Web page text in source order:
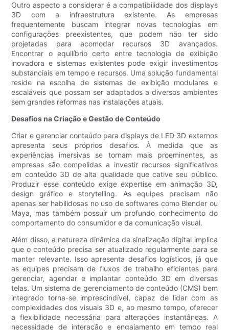
Outro aspecto a considerar é a compatibilidade dos displays
3D com a infraestrutura existente. As empresas
frequentemente buscam integrar novas tecnologias em
configurações preexistentes, que podem não ter sido
projetadas para acomodar recursos 3D avançados.
Encontrar o equilíbrio certo entre tecnologia de exibição
inovadora e sistemas existentes pode exigir investimentos
substanciais em tempo e recursos. Uma solução fundamental
reside na escolha de sistemas de exibição modulares e
escaláveis ​​que possam ser adaptados a diversos ambientes
sem grandes reformas nas instalações atuais.
Desafios na Criação e Gestão de Conteúdo
Criar e gerenciar conteúdo para displays de LED 3D externos
apresenta seus próprios desafios. À medida que as
experiências imersivas se tornam mais proeminentes, as
empresas são compelidas a investir recursos significativos
em conteúdo 3D de alta qualidade que cative seu público.
Produzir esse conteúdo exige expertise em animação 3D,
design gráfico e storytelling. As equipes precisam não
apenas ser habilidosas no uso de softwares como Blender ou
Maya, mas também possuir um profundo conhecimento do
comportamento do consumidor e da comunicação visual.
Além disso, a natureza dinâmica da sinalização digital implica
que o conteúdo precisa ser atualizado regularmente para se
manter relevante. Isso apresenta desafios logísticos, já que
as equipes precisam de fluxos de trabalho eficientes para
gerenciar, agendar e implantar conteúdo 3D em diversas
telas. Um sistema de gerenciamento de conteúdo (CMS) bem
integrado torna-se imprescindível, capaz de lidar com as
complexidades dos visuais 3D e, ao mesmo tempo, oferecer
a flexibilidade necessária para alterações instantâneas. A
necessidade de interação e engajamento em tempo real